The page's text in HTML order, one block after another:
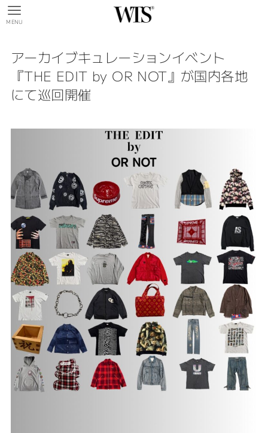
MENU
アーカイブキュレーションイベント
『THE EDIT by OR NOT』が国内各地
にて巡回開催